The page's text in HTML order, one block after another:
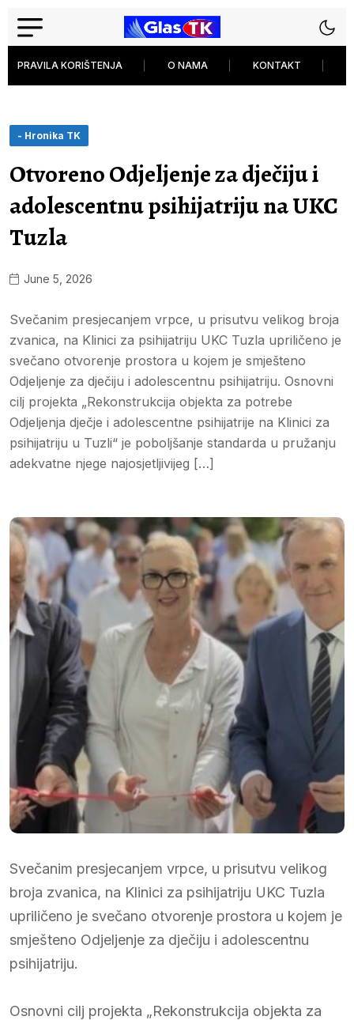
PRAVILA KORIŠTENJA O NAMA KONTAKT
- Hronika TK
Otvoreno Odjeljenje za dječiju i
adolescentnu psihijatriju na UKC
Tuzla
June 5, 2026
Svečanim presjecanjem vrpce, u prisutvu velikog broja
zvanica, na Klinici za psihijatriju UKC Tuzla upriličeno je
svečano otvorenje prostora u kojem je smješteno
Odjeljenje za dječiju i adolescentnu psihijatriju. Osnovni
cilj projekta „Rekonstrukcija objekta za potrebe
Odjeljenja dječje i adolescentne psihijatrije na Klinici za
psihijatriju u Tuzli“ je poboljšanje standarda u pružanju
adekvatne njege najosjetljivijeg […]
Svečanim presjecanjem vrpce, u prisutvu velikog
broja zvanica, na Klinici za psihijatriju UKC Tuzla
upriličeno je svečano otvorenje prostora u kojem je
smješteno Odjeljenje za dječiju i adolescentnu
psihijatriju.
Osnovni cilj projekta „Rekonstrukcija objekta za